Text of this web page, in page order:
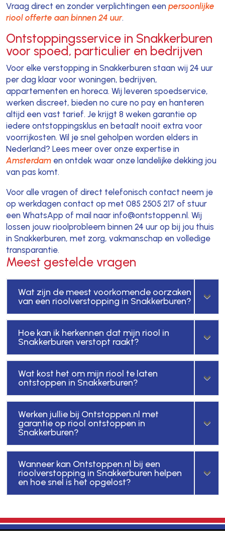
Vraag direct en zonder verplichtingen een persoonlijke
riool offerte aan binnen 24 uur.
Ontstoppingsservice in Snakkerburen
voor spoed, particulier en bedrijven
Voor elke verstopping in Snakkerburen staan wij 24 uur
per dag klaar voor woningen, bedrijven,
appartementen en horeca. Wij leveren spoedservice,
werken discreet, bieden no cure no pay en hanteren
altijd een vast tarief. Je krijgt 8 weken garantie op
iedere ontstoppingsklus en betaalt nooit extra voor
voorrijkosten. Wil je snel geholpen worden elders in
Nederland? Lees meer over onze expertise in
Amsterdamen ontdek waar onze landelijke dekking jou
van pas komt.
Voor alle vragen of direct telefonisch contact neem je
op werkdagen contact op met 085 2505 217 of stuur
een WhatsApp of mail naar info@ontstoppen.nl. Wij
lossen jouw rioolprobleem binnen 24 uur op bij jou thuis
in Snakkerburen, met zorg, vakmanschap en volledige
transparantie.
Meest gestelde vragen
Wat zijn de meest voorkomende oorzaken
van een rioolverstopping in Snakkerburen?
Hoe kan ik herkennen dat mijn riool in
Snakkerburen verstopt raakt?
Wat kost het om mijn riool te laten
ontstoppen in Snakkerburen?
Werken jullie bij Ontstoppen.nl met
garantie op riool ontstoppen in
Snakkerburen?
Wanneer kan Ontstoppen.nl bij een
rioolverstopping in Snakkerburen helpen
en hoe snel is het opgelost?